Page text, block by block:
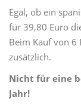
Egal, ob ein
für 39,80 Euro
Beim Kauf von 6
zusätzlich.
Nicht für eine
Jahr!